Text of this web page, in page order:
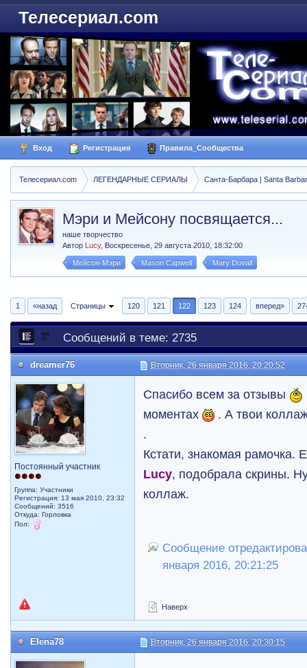
Телесериал.com
Вход Регистрация Правила_Сообщества
Телесериал.com ЛЕГЕНДАРНЫЕ СЕРИАЛЫ Санта-Барбара | Santa
Мэри и Мейсону посвящается...
наше творчество
Автор Lucy, Воскресенье, 29 августа 2010, 18:32:00
Мейсон-Мэри Mason Capwell Mary Duvall
1 «назад Страницы 120 121 122 123 124 вперед»
Сообщений в теме: 2735
dreamer76 Вторник, 26 января 2016, 20:20:52
Постоянный участник
Группа: Участники
Регистрация: 13 мая 2010, 23:32
Сообщений: 3516
Откуда: Горловка
Пол:
Спасибо всем за отзывы
моментах
. А твои
.
Кстати, знакомая рамочка.
Lucy, подобрала скрины.
коллаж.
Сообщение
января 2016, 20:21:25
Наверх
Elena78 Вторник, 26 января 2016, 20:30:15